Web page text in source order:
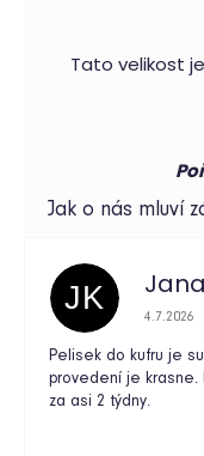
Tato velikost
JK
4.7.2026
Pelisek do kufru je
provedení je krasne.
za asi 2 týdny.